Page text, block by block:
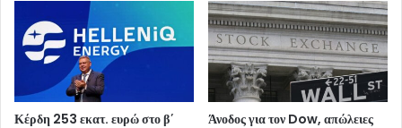
Κέρδη 253 εκατ. ευρώ στο β΄
Άνοδος για τον Dow, απώλειες